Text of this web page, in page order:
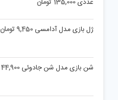
ژل بازی مدل آدامسی 9,450تومان
شن بازی مدل شن جادوئی 44,900